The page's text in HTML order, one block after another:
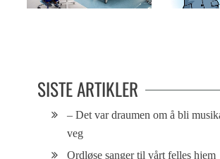
SISTE ARTIKLER
– Det var draumen om å bli
veg
Ordløse sanger til vårt felles hjem